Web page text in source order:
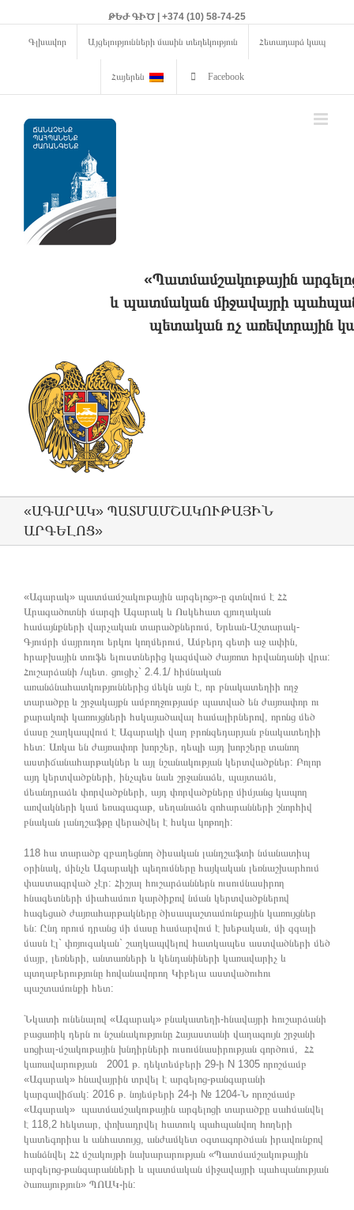
ԹԵԺ ԳԻԾ | +374 (10) 58-74-25
Գլխավոր Այցելությունների մասին տեղեկություն Հետադարձ կապ
Հայերեն Facebook
«Պատմամշակութային
և պատմական միջավայրի
պետական ոչ առեվտրային
«ԱԳԱՐԱԿ» ՊԱՏՄԱՄՇԱԿՈՒԹԱՅԻՆ
ԱՐԳԵԼՈՑ»
«Ագարակ» պատմամշակութային արգելոց»-ը գտնվում է ՀՀ
Արագածոտնի մարզի Ագարակ և Ոսկեհատ գյուղական
համայնքների վարչական տարածքներում, Երևան-Աշտարակ-
Գյումրի մայրուղու երկու կողմերում, Ամբերդ գետի աջ ափին,
հրաբխային տուֆե ելուստներից կազմված ժայռոտ հրվանդանի վրա:
Հուշարձանի /պետ. ցուցիչ` 2.4.1/ հիմնական
առանձնահատկություններից մեկն այն է, որ բնակատեղիի ողջ
տարածքը և շրջակայքն ամբողջությամբ պատված են ժայռափոր ու
քարակոփ կառույցների հսկայածավալ համալիրներով, որոնց մեծ
մասը շաղկապվում է Ագարակի վաղ բրոնզեդարյան բնակատեղիի
հետ: Առկա են ժայռափոր խորշեր, դեպի այդ խորշերը տանող
աստիճանահարթակներ և այլ նշանակության կերտվածքներ: Բոլոր
այդ կերտվածքների, ինչպես նաև շրջանաձև, պայտաձև,
մեանդրաձև փորվածքների, այդ փորվածքները միմյանց կապող
առվակների կամ եռագագաթ, սեղանաձև զոհարանների շնորհիվ
բնական լանդշաֆթը վերածվել է հսկա կոթողի:
118 հա տարածք զբաղեցնող ծիսական լանդշաֆտի նմանատիպ
օրինակ, մինչև Ագարակի պեղումները հայկական լեռնաշխարհում
փաստագրված չէր: Հիշյալ հուշարձաններն ուսումնասիրող
հնագետների միահամուռ կարծիքով նման կերտվածքներով
հագեցած ժայռահարթակները ծիսապաշտամունքային կառույցներ
են: Ընդ որում դրանց մի մասը համարվում է խեթական, մի զգալի
մասն էլ` փռյուգական` շաղկապվելով հատկապես աստվածների մեծ
մայր, լեռների, անտառների և կենդանիների կառավարիչ և
պտղաբերությունը հովանավորող Կիբելա աստվածուհու
պաշտամունքի հետ:
Նկատի ունենալով «Ագարակ» բնակատեղի-հնավայրի հուշարձանի
բացառիկ դերն ու նշանակությունը Հայաստանի վաղագույն շրջանի
սոցիալ-մշակութային խնդիրների ուսումնասիրության գործում, ՀՀ
կառավարության 2001 թ. դեկտեմբերի 29-ի N 1305 որոշմամբ
«Ագարակ» հնավայրին տրվել է արգելոց-թանգարանի
կարգավիճակ: 2016 թ. նոյեմբերի 24-ի № 1204-Ն որոշմամբ
«Ագարակ» պատմամշակութային արգելոցի տարածքը սահմանվել
է 118,2 հեկտար, փոխադրվել հատուկ պահպանվող հողերի
կատեգորիա և անհատույց, անժամկետ օգտագործման իրավունքով
հանձնվել ՀՀ մշակույթի նախարարության «Պատմամշակութային
արգելոց-թանգարանների և պատմական միջավայրի պահպանության
ծառայություն» ՊՈԱԿ-ին: